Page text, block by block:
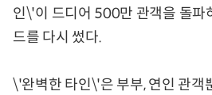
인\'이 드디어 500만 관객을 돌파
드를 다시 썼다.
\'완벽한 타인\'은 부부, 연인 관객